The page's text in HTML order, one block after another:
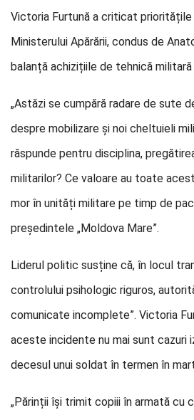
Victoria Furtună a criticat
Ministerului Apărării, condus de
balanță achizițiile de tehnică
„Astăzi se cumpără radare de sute
despre mobilizare și noi cheltuieli
răspunde pentru disciplina,
militarilor? Ce valoare au toate
mor în unități militare pe timp de
președintele „Moldova Mare”.
Liderul politic susține că, în locul
controlului psihologic riguros,
comunicate incomplete”. Victoria
aceste incidente nu mai sunt cazuri
decesul unui soldat în termen în
„Părinții își trimit copiii în armată cu